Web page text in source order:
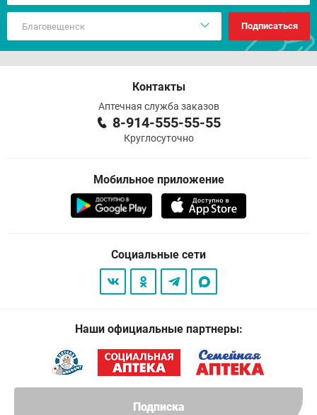
Подписка
Подписаться
Контакты
Аптечная служба заказов
8-914-555-55-55
Круглосуточно
Мобильное приложение
Социальные сети
Наши официальные партнеры: